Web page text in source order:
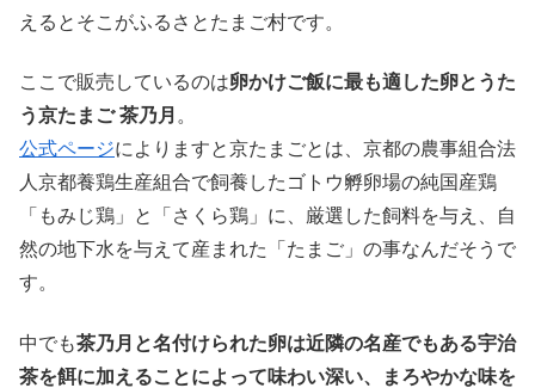
えるとそこがふるさとたまご村です。
ここで販売しているのは卵かけご飯に最も適した卵とうた
う京たまご 茶乃月 。
公式ページによりますと京たまごとは、京都の農事組合法
人京都養鶏生産組合で飼養したゴトウ孵卵場の純国産鶏
「もみじ鶏」と「さくら鶏」に、厳選した飼料を与え、自
然の地下水を与えて産まれた「たまご」の事なんだそうで
す。
中でも茶乃月と名付けられた卵は近隣の名産でもある宇治
茶を餌に加えることによって味わい深い、まろやかな味を